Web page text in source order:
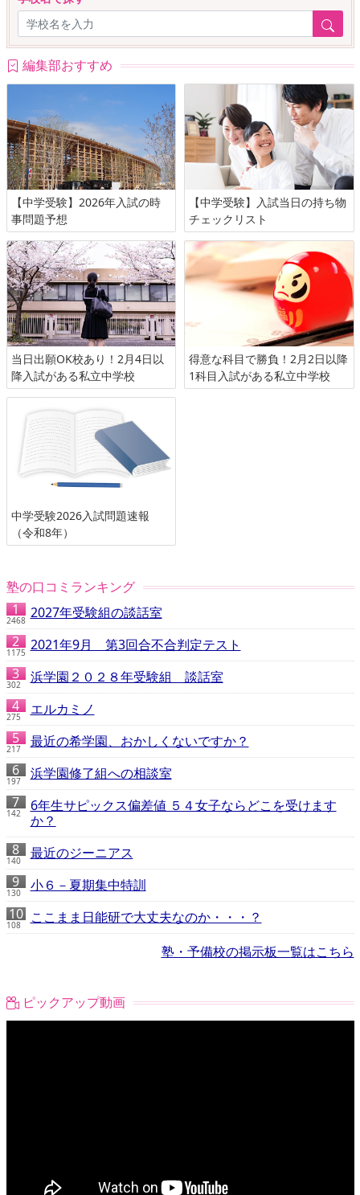
編集部おすすめ
【中学受験】2026年入試の時
事問題予想
【中学受験】入試当日の持ち物
チェックリスト
当日出願OK校あり！2月4日以
降入試がある私立中学校
得意な科目で勝負！2月2日以降
1科目入試がある私立中学校
中学受験2026入試問題速報
（令和8年）
塾の口コミランキング
2468 2027年受験組の談話室
1175 2021年9月 第3回合不合判定テスト
302 浜学園２０２８年受験組 談話室
275 エルカミノ
217 最近の希学園、おかしくないですか？
197 浜学園修了組への相談室
142
6年生サピックス偏差値 ５４女子ならどこを受けます
か？
140 最近のジーニアス
130 小６－夏期集中特訓
108
ここまま日能研で大丈夫なのか・・・？
塾・予備校の掲示板一覧はこちら
ピックアップ動画